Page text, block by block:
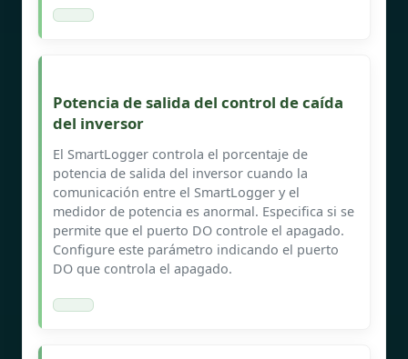
Potencia de salida del control de caída
del inversor
El SmartLogger controla el porcentaje de
potencia de salida del inversor cuando la
comunicación entre el SmartLogger y el
medidor de potencia es anormal. Especifica si se
permite que el puerto DO controle el apagado.
Configure este parámetro indicando el puerto
DO que controla el apagado.